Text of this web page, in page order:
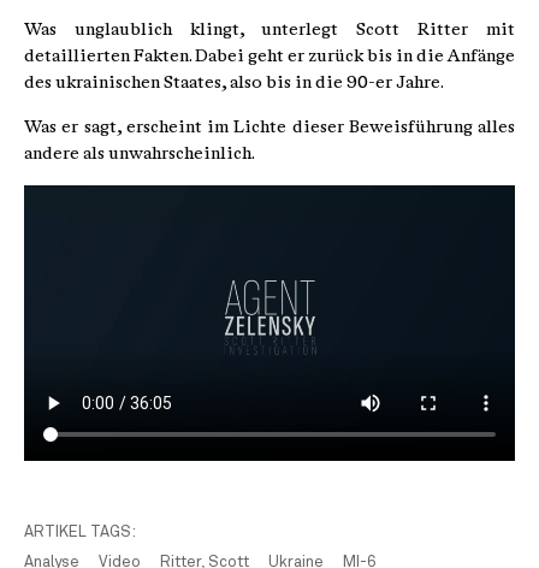
Was unglaublich klingt, unterlegt Scott Ritter mit
detaillierten Fakten. Dabei geht er zurück bis in die Anfänge
des ukrainischen Staates, also bis in die 90-er Jahre.
Was er sagt, erscheint im Lichte dieser Beweisführung alles
andere als unwahrscheinlich.
ARTIKEL TAGS:
Analyse
Video Ritter, Scott Ukraine MI-6